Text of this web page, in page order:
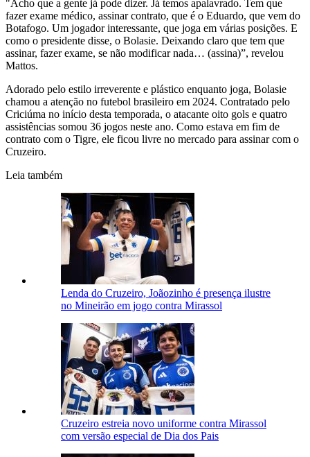
"Acho que a gente já pode dizer. Já temos apalavrado. Tem que
fazer exame médico, assinar contrato, que é o Eduardo, que vem do
Botafogo. Um jogador interessante, que joga em várias posições. E
como o presidente disse, o Bolasie. Deixando claro que tem que
assinar, fazer exame, se não modificar nada… (assina)”, revelou
Mattos.
Adorado pelo estilo irreverente e plástico enquanto joga, Bolasie
chamou a atenção no futebol brasileiro em 2024. Contratado pelo
Criciúma no início desta temporada, o atacante oito gols e quatro
assistências somou 36 jogos neste ano. Como estava em fim de
contrato com o Tigre, ele ficou livre no mercado para assinar com o
Cruzeiro.
Leia também
Lenda do Cruzeiro, Joãozinho é presença ilustre
no Mineirão em jogo contra Mirassol
Cruzeiro estreia novo uniforme contra Mirassol
com versão especial de Dia dos Pais